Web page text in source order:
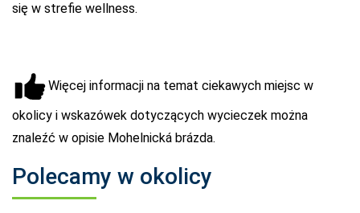
się w strefie wellness.
Więcej informacji na temat ciekawych miejsc w
okolicy i wskazówek dotyczących wycieczek można
znaleźć w opisie Mohelnická brázda.
Polecamy w okolicy